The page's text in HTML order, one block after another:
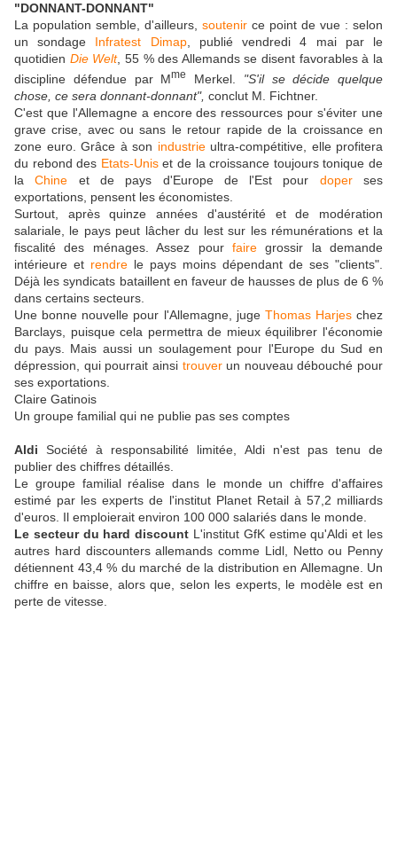
"DONNANT-DONNANT"
La population semble, d'ailleurs, soutenir ce point de vue : selon
un sondage Infratest Dimap, publié vendredi 4 mai par le
quotidien Die Welt, 55 % des Allemands se disent favorables à la
discipline défendue par Mme Merkel. "S'il se décide quelque
chose, ce sera donnant-donnant", conclut M. Fichtner.
C'est que l'Allemagne a encore des ressources pour s'éviter une
grave crise, avec ou sans le retour rapide de la croissance en
zone euro. Grâce à son industrieultra-compétitive, elle profitera
du rebond des Etats-Uniset de la croissance toujours tonique de
laChine et de pays d'Europe de l'Est pour doperses
exportations, pensent les économistes.
Surtout, après quinze années d'austérité et de modération
salariale, le pays peut lâcher du lest sur les rémunérations et la
fiscalité des ménages. Assez pour fairegrossir la demande
intérieure et rendre le pays moins dépendant de ses "clients".
Déjà les syndicats bataillent en faveur de hausses de plus de 6 %
dans certains secteurs.
Une bonne nouvelle pour l'Allemagne, juge Thomas Harjeschez
Barclays, puisque cela permettra de mieux équilibrer l'économie
du pays. Mais aussi un soulagement pour l'Europe du Sud en
dépression, qui pourrait ainsi trouverun nouveau débouché pour
ses exportations.
Claire Gatinois
Un groupe familial qui ne publie pas ses comptes
Aldi Société à responsabilité limitée, Aldi n'est pas tenu de
publier des chiffres détaillés.
Le groupe familial réalise dans le monde un chiffre d'affaires
estimé par les experts de l'institut Planet Retail à 57,2 milliards
d'euros. Il emploierait environ 100 000 salariés dans le monde.
Le secteur du hard discount L'institut GfK estime qu'Aldi et les
autres hard discounters allemands comme Lidl, Netto ou Penny
détiennent 43,4 % du marché de la distribution en Allemagne. Un
chiffre en baisse, alors que, selon les experts, le modèle est en
perte de vitesse.